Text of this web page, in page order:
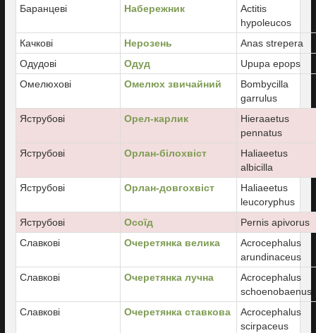
Баранцеві Набережник
Actitis
hypoleucos
Качкові
Нерозень
Anas strepera
Одудові
Одуд
Upupa epops
Омелюхові
Омелюх звичайний
Bombycilla
garrulus
Яструбові
Орел-карлик
Hieraaetus
pennatus
Яструбові
Орлан-білохвіст
Haliaeetus
albicilla
Яструбові
Орлан-довгохвіст
Haliaeetus
leucoryphus
Яструбові
Осоїд
Pernis apivorus
Славкові
Очеретянка велика
Acrocephalus
arundinaceus
Славкові
Очеретянка лучна
Acrocephalus
schoenobaenus
Славкові
Очеретянка ставкова
Acrocephalus
scirpaceus